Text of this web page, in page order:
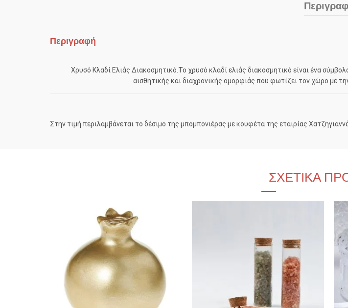
Περιγραφή
Χρυσό Κλαδί Ελιάς Διακοσμητικό.Το χρυσό κλαδί ελιάς διακοσμητικό είναι ένα
αισθητικής και διαχρονικής ομορφιάς που φωτίζει τον χώρο με
Στην τιμή περιλαμβάνεται το δέσιμο της μπομπονιέρας με κουφέτα της εταιρίας
ΣΧΕΤΙΚΆ